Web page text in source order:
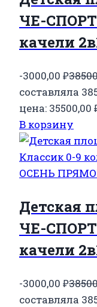
ЧЕ-СПОРТ
качели
-3000,00 ₽
составляла
цена: 35500,00
В корзину
Детская
ЧЕ-СПОРТ
качели
-3000,00 ₽
составляла